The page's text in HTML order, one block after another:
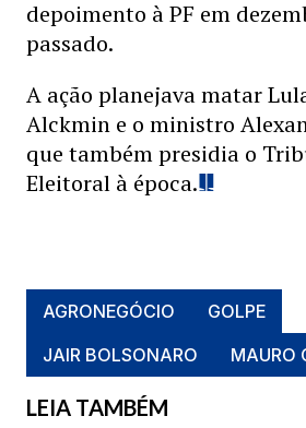
depoimento à PF em
passado.
A ação planejava matar
Alckmin e o ministro
que também presidia o
Eleitoral à época.
AGRONEGÓCIO
GOLPE
JAIR BOLSONARO
MAURO
LEIA TAMBÉM